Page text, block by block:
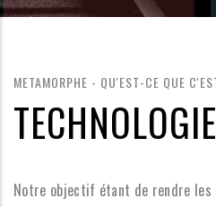
METAMORPHE - QU'EST-CE QUE
Notre objectif étant de rendre les